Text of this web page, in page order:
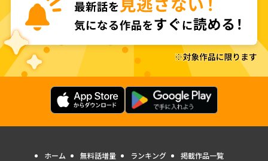
ホーム 無料話増量 ランキング 掲載作品一覧